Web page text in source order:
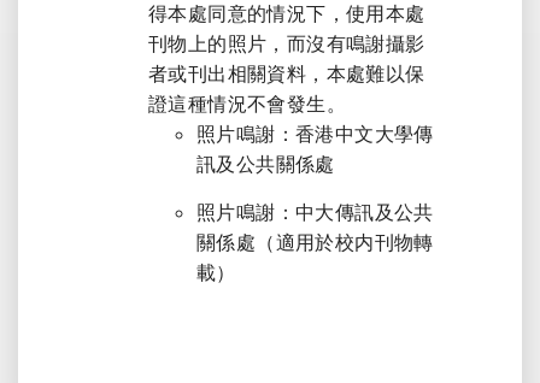
得本處同意的情況下，使用本處
刊物上的照片，而沒有鳴謝攝影
者或刊出相關資料，本處難以保
證這種情況不會發生。
照片鳴謝：香港中文大學傳
訊及公共關係處
照片鳴謝：中大傳訊及公共
關係處（適用於校内刊物轉
載）